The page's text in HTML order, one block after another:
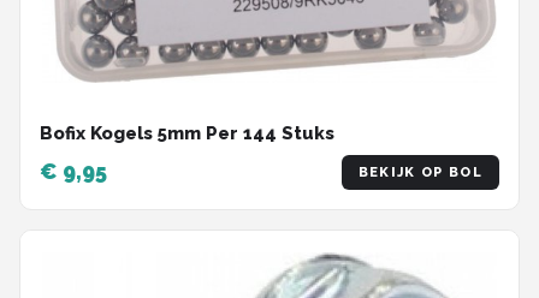
Bofix Kogels 5mm Per 144 Stuks
€ 9,95 BEKIJK OP BOL